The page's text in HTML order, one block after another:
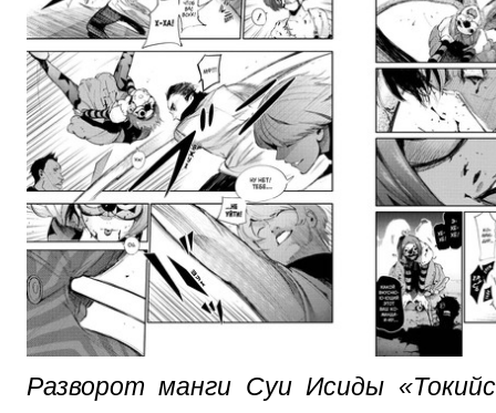
Разворот манги Суи Исиды